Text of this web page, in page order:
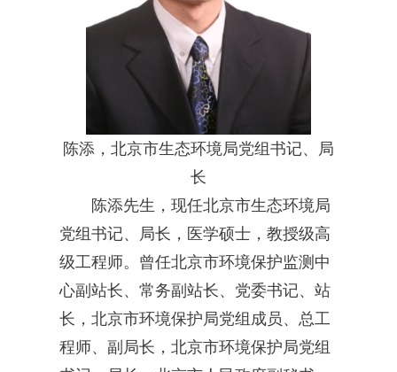
陈添，北京市生态环境局党组书记、局
长
陈添先生，现任北京市生态环境局
党组书记、局长，医学硕士，教授级高
级工程师。曾任北京市环境保护监测中
心副站长、常务副站长、党委书记、站
长，北京市环境保护局党组成员、总工
程师、副局长，北京市环境保护局党组